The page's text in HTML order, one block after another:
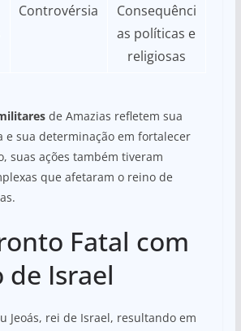
Controvérsia
Consequênci
as políticas e
religiosas
de Amazias refletem sua
e sua determinação em fortalecer
suas ações também tiveram
que afetaram o reino de
Fatal com
de Israel
Jeoás, rei de Israel, resultando em